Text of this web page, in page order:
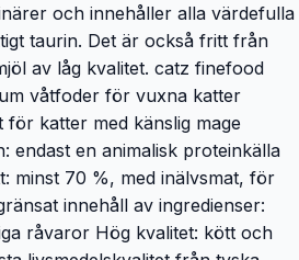
och innehåller alla värdefulla
taurin. Det är också fritt från
av låg kvalitet. catz finefood
våtfoder för vuxna katter
för katter med känslig mage
endast en animalisk proteinkälla
minst 70 %, med inälvsmat, för
innehåll av ingredienser:
råvaror Hög kvalitet: kött och